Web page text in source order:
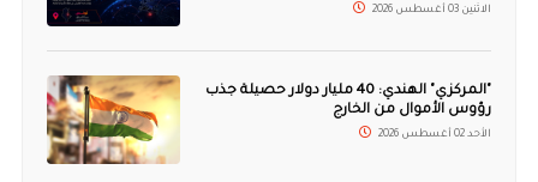
الاثنين 03 أغسطس 2026
"المركزي" الهندي: 40 مليار دولار حصيلة جذب
رؤوس الأموال من الخارج
الأحد 02 أغسطس 2026